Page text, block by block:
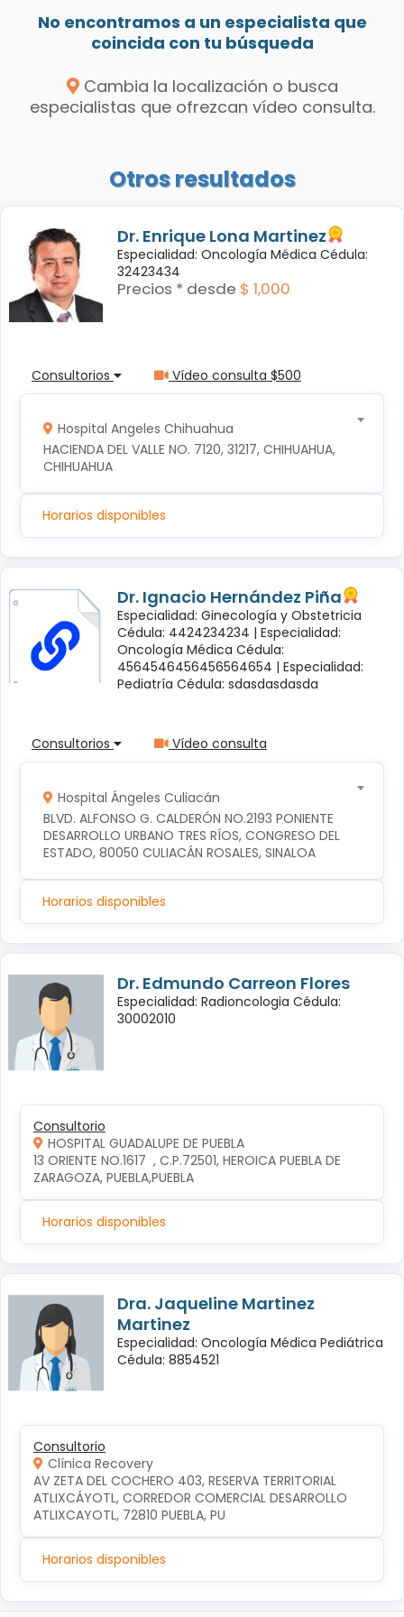
No encontramos a un especialista que
coincida con tu búsqueda
Cambia la localización o busca
especialistas que ofrezcan vídeo consulta.
Otros resultados
Dr. Enrique Lona Martinez
Especialidad: Oncología Médica Cédula:
32423434
Precios * desde $ 1,000
Consultorios Vídeo consulta $500
Hospital Angeles Chihuahua
HACIENDA DEL VALLE NO. 7120, 31217, CHIHUAHUA,
CHIHUAHUA
Horarios disponibles
Dr. Ignacio Hernández Piña
Especialidad: Ginecología y Obstetricia
Cédula: 4424234234 | Especialidad:
Oncología Médica Cédula:
4564546456456564654 | Especialidad:
Pediatría Cédula: sdasdasdasda
Consultorios Vídeo consulta
Hospital Ángeles Culiacán
BLVD. ALFONSO G. CALDERÓN NO.2193 PONIENTE
DESARROLLO URBANO TRES RÍOS, CONGRESO DEL
ESTADO, 80050 CULIACÁN ROSALES, SINALOA
Horarios disponibles
Dr. Edmundo Carreon Flores
Especialidad: Radioncologia Cédula:
30002010
Consultorio
HOSPITAL GUADALUPE DE PUEBLA
13 ORIENTE NO.1617  , C.P.72501, HEROICA PUEBLA DE
ZARAGOZA, PUEBLA,PUEBLA
Horarios disponibles
Dra. Jaqueline Martinez
Martinez
Especialidad: Oncología Médica Pediátrica
Cédula: 8854521
Consultorio
Clínica Recovery
AV ZETA DEL COCHERO 403, RESERVA TERRITORIAL
ATLIXCÁYOTL, CORREDOR COMERCIAL DESARROLLO
ATLIXCAYOTL, 72810 PUEBLA, PU
Horarios disponibles